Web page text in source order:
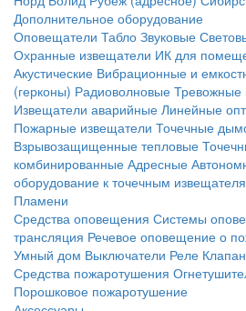
Дополнительное оборудование
Оповещатели Табло Звуковые
Охранные извещатели ИК для
Акустические Вибрационные и
(герконы) Радиоволновые Тревожные
Извещатели аварийные Линейные
Пожарные извещатели Точечные
Взрывозащищенные тепловые
комбинированные Адресные
оборудование к точечным
Пламени
Средства оповещения Системы
трансляция Речевое оповещение о
Умный дом Выключатели Реле
Средства пожаротушения
Порошковое пожаротушение